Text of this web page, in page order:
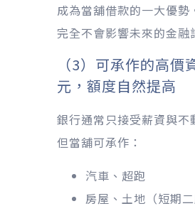
成為當舖借款的一大優勢
完全不會影響未來的金融
（3）可承作的高價
元，額度自然提高
銀行通常只接受薪資與不
但當舖可承作：
汽車、超跑
房屋、土地（短期二